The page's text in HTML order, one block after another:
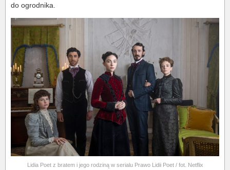
do ogrodnika.
Lidia Poet z bratem i jego rodziną w serialu Prawo Lidii Poet / fot. Netflix